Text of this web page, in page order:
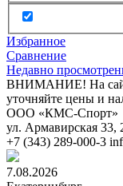
Избранное
Сравнение
Недавно
ВНИМАНИЕ! На
уточняйте цены и
ООО «КМС-Спорт»
ул. Армавирская
+7 (343) 289-000-3
7.08.2026